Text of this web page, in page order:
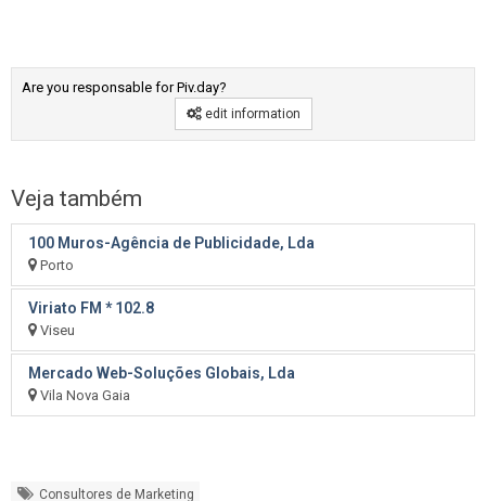
Are you responsable for Piv.day?
edit information
Veja também
100 Muros-Agência de Publicidade, Lda
Porto
Viriato FM * 102.8
Viseu
Mercado Web-Soluções Globais, Lda
Vila Nova Gaia
Consultores de Marketing